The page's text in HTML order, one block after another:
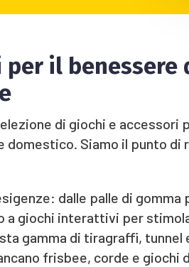
il benessere
di giochi e accessori
domestico. Siamo il punto
dalle palle di gomma
a giochi interattivi per
gamma di tiragraffi, tunnel
frisbee, corde e giochi